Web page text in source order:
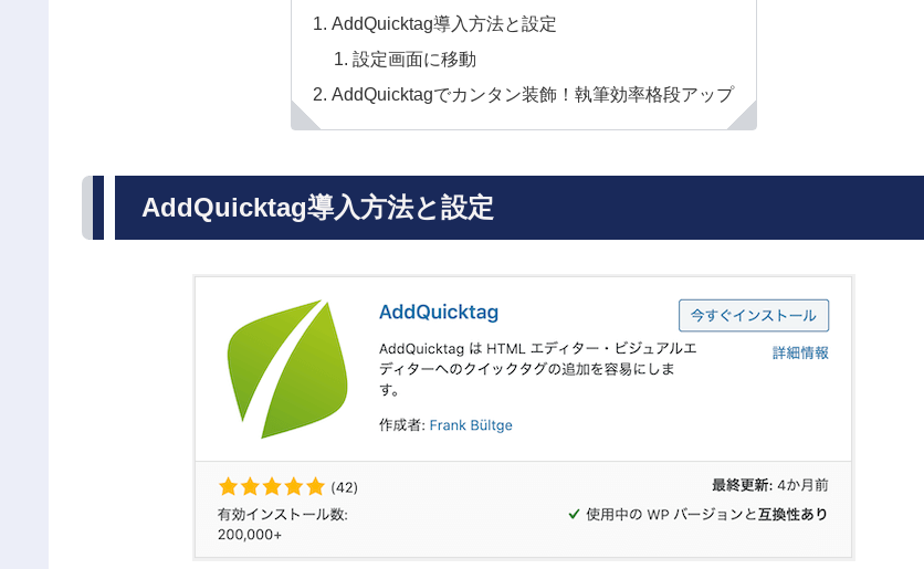
AddQuicktag導入方法と設定
設定画面に移動
AddQuicktagでカンタン装飾！執筆効率格段アップ
AddQuicktag導入方法と設定